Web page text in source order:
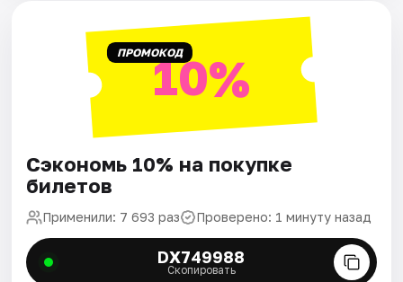
ПРОМОКОД10%
Сэкономь 10% на покупке
билетов
Применили: 7 693 раз Проверено: 1 минуту назад
DX749988
Скопировать